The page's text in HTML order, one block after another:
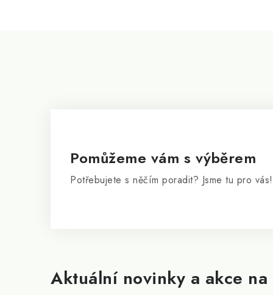
Aktuální novinky a akce na
Pomůžeme vám s výběrem
Potřebujete s něčím poradit? Jsme tu pro vás!